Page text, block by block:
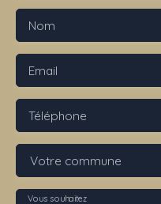
Nom
Email
Téléphone
Votre commune
Vous souhaitez